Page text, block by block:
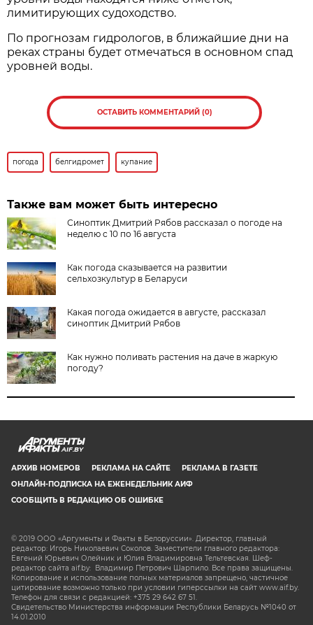
лимитирующих судоходство.
По прогнозам гидрологов, в ближайшие дни на
реках страны будет отмечаться в основном спад
уровней воды.
ОСТАВИТЬ КОММЕНТАРИЙ (0)
погода белгидромет купание
Также вам может быть интересно
Синоптик Дмитрий Рябов рассказал о погоде на
неделю с 10 по 16 августа
Как погода сказывается на развитии
сельхозкультур в Беларуси
Какая погода ожидается в августе, рассказал
синоптик Дмитрий Рябов
Как нужно поливать растения на даче в жаркую
погоду?
AIF.BY
АРХИВ НОМЕРОВ РЕКЛАМА НА САЙТЕ
РЕКЛАМА В ГАЗЕТЕ
ОНЛАЙН-ПОДПИСКА НА ЕЖЕНЕДЕЛЬНИК АИФ
СООБЩИТЬ В РЕДАКЦИЮ ОБ ОШИБКЕ
© 2019 ООО «Аргументы и Факты в Белоруссии». Директор, главный
редактор: Игорь Николаевич Соколов. Заместители главного редактора:
Евгений Юрьевич Олейник и Юлия Владимировна Тельтевская. Шеф-
редактор сайта aif.by: Владимир Петрович Шарпило. Все права защищены.
Копирование и использование полных материалов запрещено, частичное
цитирование возможно только при условии гиперссылки на сайт www.aif.by.
Телефон для связи с редакцией: +375 29 642 67 51.
Свидетельство Министерства информации Республики Беларусь №1040 от
14.01.2010